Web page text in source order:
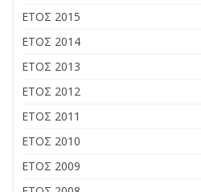
ΕΤΟΣ 2015
ΕΤΟΣ 2014
ΕΤΟΣ 2013
ΕΤΟΣ 2012
ΕΤΟΣ 2011
ΕΤΟΣ 2010
ΕΤΟΣ 2009